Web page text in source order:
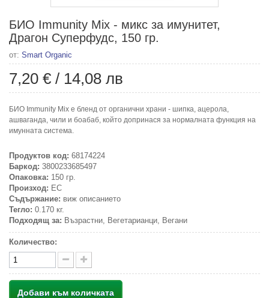
БИО Immunity Mix - микс за имунитет,
Драгон Суперфудс, 150 гр.
от: Smart Organic
7,20 € / 14,08 лв
БИО Immunity Mix е бленд от органични храни - шипка, ацерола,
ашваганда, чили и боабаб, който допринася за нормалната функция на
имунната система.
Продуктов код: 68174224
Баркод: 3800233685497
Опаковка: 150 гр.
Произход: ЕС
Съдържание: виж описанието
Тегло: 0.170 кг.
Подходящ за: Възрастни, Вегетарианци, Вегани
Количество:
Добави към количката